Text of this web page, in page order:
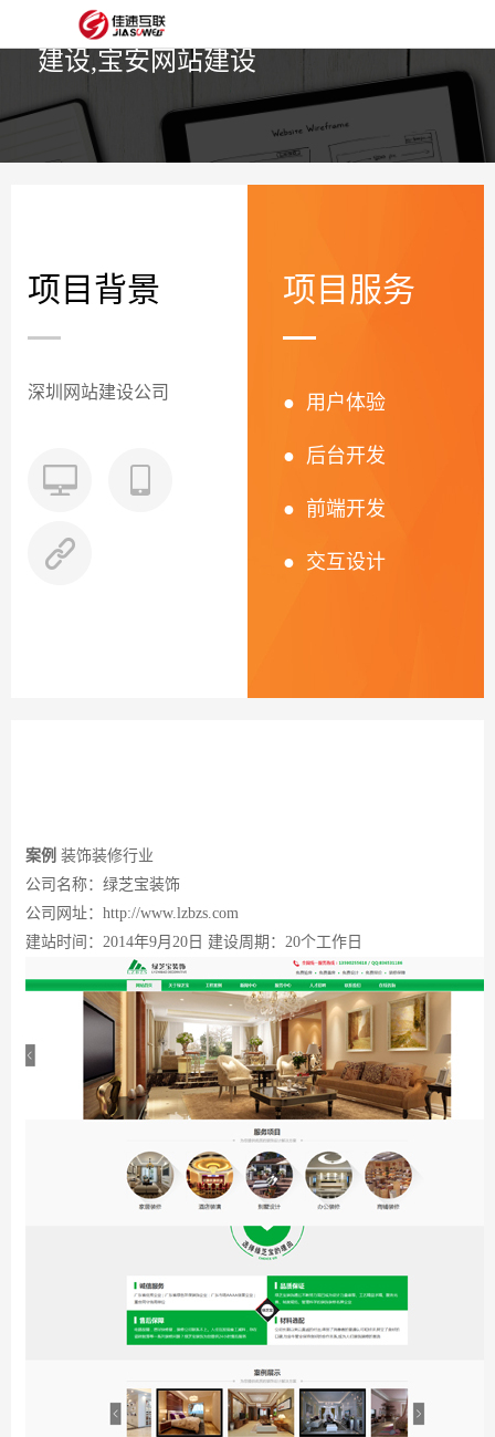
首
站
外
西乡网站建设,西乡网站
建设,宝安网站建设
项目背景
深圳网站建设公司
项目服务
● 用户体验
● 后台开发
● 前端开发
● 交互设计
案例 装饰装修行业
公司名称：绿芝宝装饰
公司 网址：http://www.lzbzs.com
建站时间：2014年9月20日 建设周期：20个工作日